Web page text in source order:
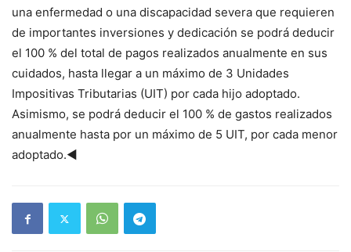
una enfermedad o una discapacidad severa que requieren
de importantes inversiones y dedicación se podrá deducir
el 100 % del total de pagos realizados anualmente en sus
cuidados, hasta llegar a un máximo de 3 Unidades
Impositivas Tributarias (UIT) por cada hijo adoptado.
Asimismo, se podrá deducir el 100 % de gastos realizados
anualmente hasta por un máximo de 5 UIT, por cada menor
adoptado.◄